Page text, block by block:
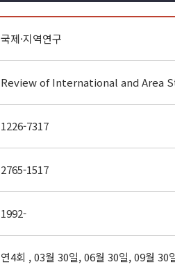
국제·지역연구
Review of International and Area
1226-7317
2765-1517
1992-
연4회 , 03월 30일, 06월 30일, 09월 30